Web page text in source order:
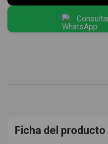
Ficha del producto